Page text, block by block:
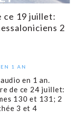
ce 19 juillet:
2
1 AN
en 1 an.
de ce 24 juillet:
130 et 131; 2
3 et 4